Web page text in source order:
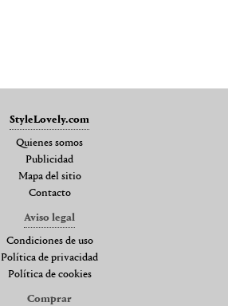
StyleLovely.com
Quienes somos
Publicidad
Mapa del sitio
Contacto
Aviso legal
Condiciones de uso
Política de privacidad
Política de cookies
Comprar